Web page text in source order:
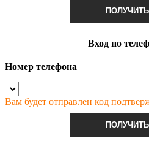
Вход по
Номер телефона
Вам будет отправлен код